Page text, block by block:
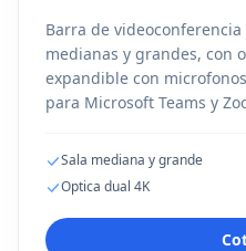
Barra de
medianas y grandes, con
expandible con
para Microsoft Teams y
Sala mediana y grande
Optica dual 4K